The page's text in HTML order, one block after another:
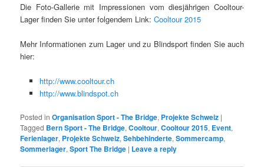
Die Foto-Gallerie mit Impressionen vom diesjährigen Cooltour-
Lager finden Sie unter folgendem Link:Cooltour 2015
Mehr Informationen zum Lager und zu Blindsport finden Sie auch
hier:
http://www.cooltour.ch
http://www.blindspot.ch
Posted in Organisation Sport - The Bridge, Projekte Schweiz |
Tagged Bern Sport - The Bridge,Cooltour,Cooltour 2015, Event,
Ferienlager, Projekte Schweiz,Sehbehinderte,Sommercamp,
Sommerlager,Sport The Bridge | Leave a reply